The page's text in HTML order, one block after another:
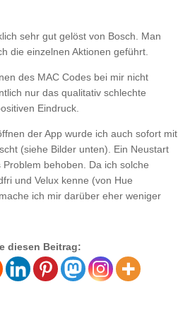
sehr gut gelöst von Bosch. Man
die einzelnen Aktionen geführt.
des MAC Codes bei mir nicht
nur das qualitativ schlechte
Eindruck.
der App wurde ich auch sofort mit
(siehe Bilder unten). Ein Neustart
behoben. Da ich solche
und Velux kenne (von Hue
ich mir darüber eher weniger
diesen Beitrag: